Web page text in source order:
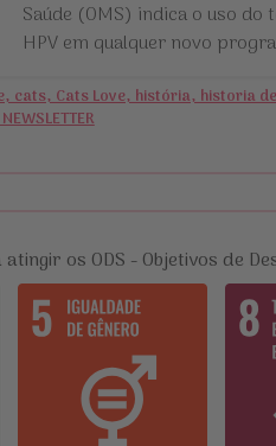
Saúde (OMS) indica o uso do
HPV em qualquer novo
no mundo.
cats, Cats Love, história,
os ODS - Objetivos de